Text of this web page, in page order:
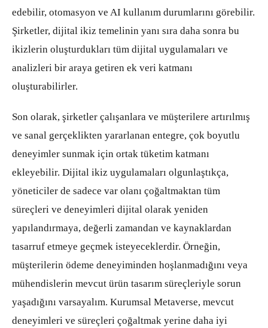
edebilir, otomasyon ve AI kullanım durumlarını görebilir.
Şirketler, dijital ikiz temelinin yanı sıra daha sonra bu
ikizlerin oluşturdukları tüm dijital uygulamaları ve
analizleri bir araya getiren ek veri katmanı
oluşturabilirler.
Son olarak, şirketler çalışanlara ve müşterilere artırılmış
ve sanal gerçeklikten yararlanan entegre, çok boyutlu
deneyimler sunmak için ortak tüketim katmanı
ekleyebilir. Dijital ikiz uygulamaları olgunlaştıkça,
yöneticiler de sadece var olanı çoğaltmaktan tüm
süreçleri ve deneyimleri dijital olarak yeniden
yapılandırmaya, değerli zamandan ve kaynaklardan
tasarruf etmeye geçmek isteyeceklerdir. Örneğin,
müşterilerin ödeme deneyiminden hoşlanmadığını veya
mühendislerin mevcut ürün tasarım süreçleriyle sorun
yaşadığını varsayalım. Kurumsal Metaverse, mevcut
deneyimleri ve süreçleri çoğaltmak yerine daha iyi